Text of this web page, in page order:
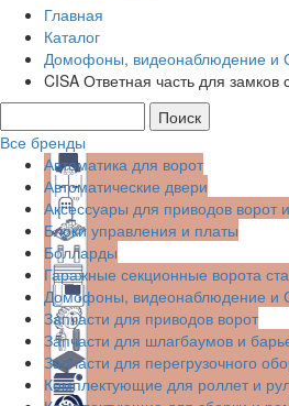
Главная
Каталог
Домофоны, видеонаблюдение и
CISA Ответная часть для
Все бренды
Автоматика для ворот
Автоматические двери
Аксессуары для приводов ворот
Блоки управления и платы
Болларды
Гаражные секционные ворота
Домофоны, видеонаблюдение и
Запчасти для приводов ворот
Запчасти для шлагбаумов и
Запчасти для перегрузочного
Комплектующие для роллет и